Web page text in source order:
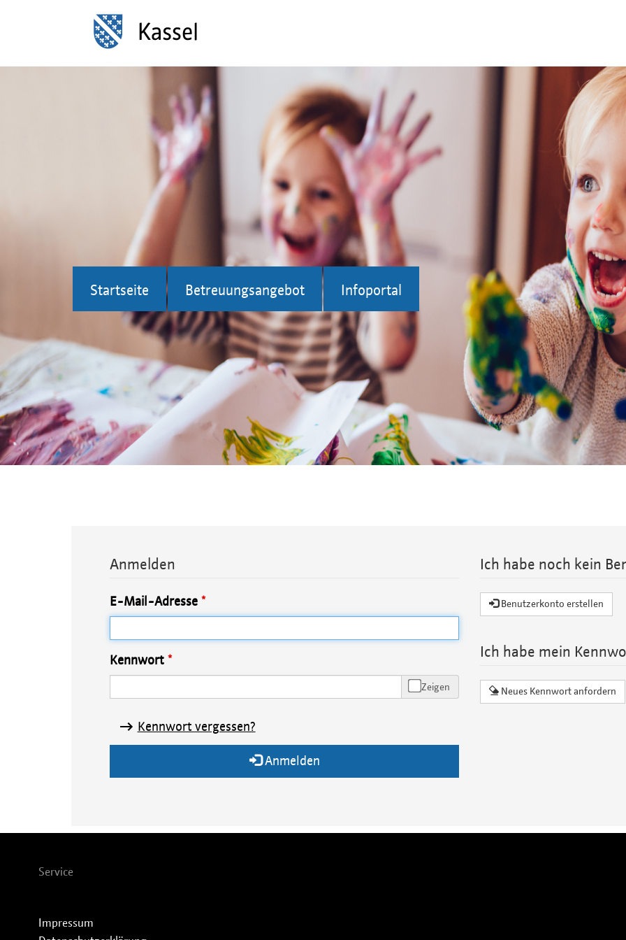
Startseite Betreuungsangebot Infoportal
Anmelden
E-Mail-Adresse
Kennwort
Zeigen
Kennwort vergessen?
Anmelden
Ich habe noch kein
Benutzerkonto erstellen
Ich habe mein
Neues Kennwort anfordern
Service
Impressum